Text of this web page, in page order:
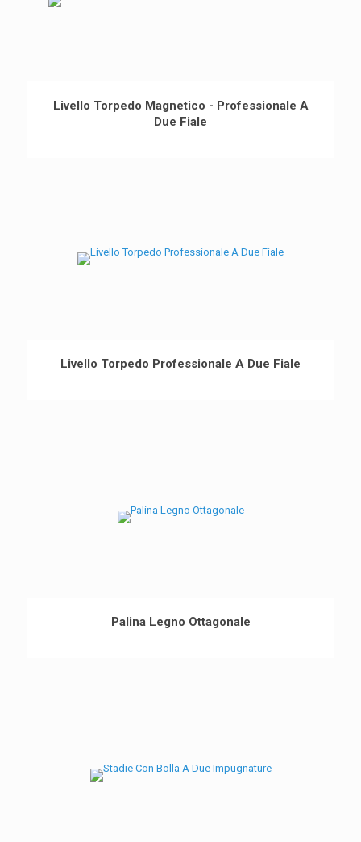
Livello Torpedo Magnetico - Professionale A
Due Fiale
Livello Torpedo Professionale A Due Fiale
Palina Legno Ottagonale